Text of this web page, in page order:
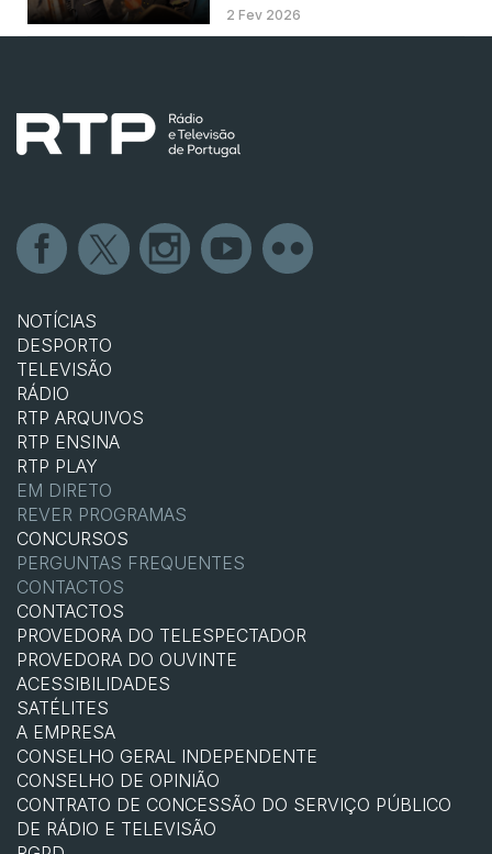
2 Fev 2026
NOTÍCIAS
DESPORTO
TELEVISÃO
RÁDIO
RTP ARQUIVOS
RTP ENSINA
RTP PLAY
EM DIRETO
REVER PROGRAMAS
CONCURSOS
PERGUNTAS FREQUENTES
CONTACTOS
CONTACTOS
PROVEDORA DO TELESPECTADOR
PROVEDORA DO OUVINTE
ACESSIBILIDADES
SATÉLITES
A EMPRESA
CONSELHO GERAL INDEPENDENTE
CONSELHO DE OPINIÃO
CONTRATO DE CONCESSÃO DO SERVIÇO PÚBLICO
DE RÁDIO E TELEVISÃO